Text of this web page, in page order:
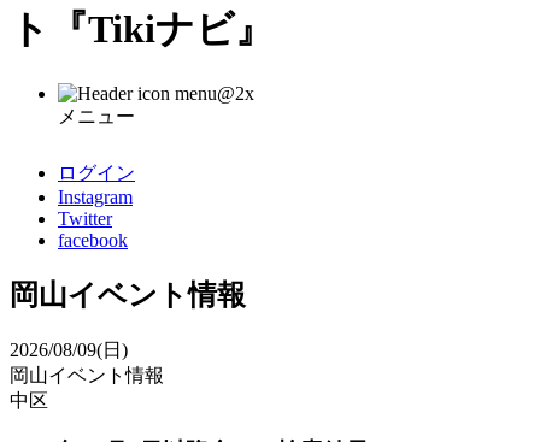
ト『Tikiナビ』
メニュー
ログイン
Instagram
Twitter
facebook
岡山イベント情報
2026/08/09(日)
岡山イベント情報
中区